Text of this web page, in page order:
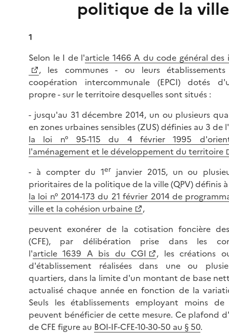
politique de la ville
1
Selon le I de l'article 1466 A du code général des
, les communes - ou leurs
coopération intercommunale (EPCI) dotés
propre - sur le territoire desquelles sont situés :
- jusqu'au 31 décembre 2014, un ou plusieurs
en zones urbaines sensibles (ZUS) définies au 3 de l'
la loi n° 95-115 du 4 février 1995
l'aménagement et le développement du territoire
- à compter du 1er janvier 2015, un ou
prioritaires de la politique de la ville (QPV) définis à
la loi n° 2014-173 du 21 février 2014 de
ville et la cohésion urbaine
,
peuvent exonérer de la cotisation foncière
(CFE), par délibération prise dans les
l'article 1639 A bis du CGI
, les créations
d'établissement réalisées dans une ou
quartiers, dans la limite d'un montant de base
actualisé chaque année en fonction de la
Seuls les établissements employant moins de
peuvent bénéficier de cette mesure. Ce plafond
de CFE figure au BOI-IF-CFE-10-30-50 au § 50.